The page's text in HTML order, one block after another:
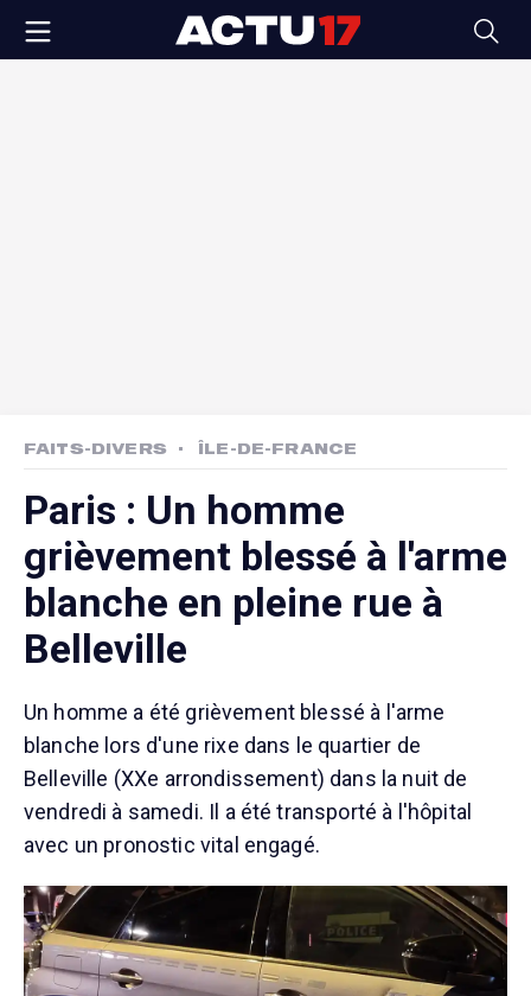
FAITS-DIVERS ÎLE-DE-FRANCE
Paris : Un homme
grièvement blessé à l'arme
blanche en pleine rue à
Belleville
Un homme a été grièvement blessé à l'arme
blanche lors d'une rixe dans le quartier de
Belleville (XXe arrondissement) dans la nuit de
vendredi à samedi. Il a été transporté à l'hôpital
avec un pronostic vital engagé.